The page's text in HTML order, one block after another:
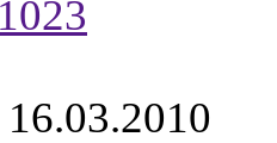
1023
16.03.2010